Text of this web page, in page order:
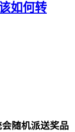
如何转
随机派送奖品